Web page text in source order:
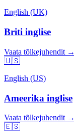
English (UK)
Briti inglise
Vaata tõlkejuhendit →
🇺🇸
English (US)
Ameerika inglise
Vaata tõlkejuhendit →
🇪🇸